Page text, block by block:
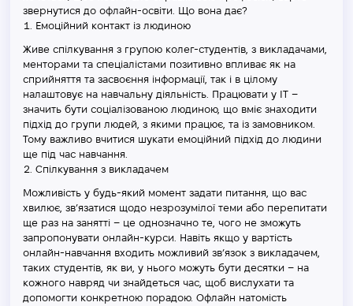
звернутися до офлайн-освіти. Що вона дає?
Емоційний контакт із людиною
Живе спілкування з групою колег-студентів, з викладачами,
менторами та спеціалістами позитивно впливає як на
сприйняття та засвоєння інформації, так і в цілому
налаштовує на навчальну діяльність. Працювати у ІТ –
значить бути соціалізованою людиною, що вміє знаходити
підхід до групи людей, з якими працює, та із замовником.
Тому важливо вчитися шукати емоційний підхід до людини
ще під час навчання.
Спілкування з викладачем
Можливість у будь-який момент задати питання, що вас
хвилює, зв’язатися щодо незрозумілої теми або перепитати
ще раз на занятті – це однозначно те, чого не зможуть
запропонувати онлайн-курси. Навіть якщо у вартість
онлайн-навчання входить можливий зв’язок з викладачем,
таких студентів, як ви, у нього можуть бути десятки – на
кожного навряд чи знайдеться час, щоб вислухати та
допомогти конкретною порадою. Офлайн натомість